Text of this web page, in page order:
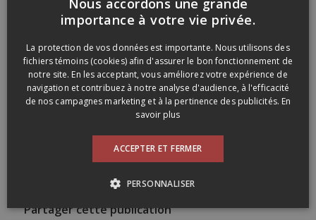
arômes, le vin ne cessera de s’améliorer sur le temps de la
dégustation (environ 1h30). C’est fait fort du Bordeaux!
Voici un lien vers la ficher technique de ce vin:
http://www.chateau-montrose.com/millesimes/chateau-
montrose-1979/
Buvez bien les amis!
dansmonverre,de martino,du jeune comme du vieux
Jean-Marc Burgaud,lantignié,Maule,saint-estèphe
Partager cette publication
Nous accordons une grande
importance à votre vie privée.
La protection de vos données est importante. Nous utilisons des
fichiers témoins (cookies) afin d'assurer le bon fonctionnement de
notre site. En les acceptant, vous améliorez votre expérience de
navigation et contribuez à notre analyse d'audience, à l'efficacité
de nos campagnes marketing et à la pertinence des publicités. En
savoir plus
ACCEPTER ET FERMER
PERSONNALISER